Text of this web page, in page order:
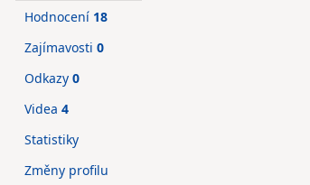
Hodnocení 18
Zajímavosti 0
Odkazy 0
Videa 4
Statistiky
Změny profilu